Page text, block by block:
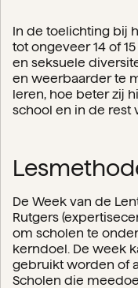
In de toelichting bij
tot ongeveer 14 of
en seksuele
en weerbaarder te
leren, hoe beter zij
school en in de rest
De Week van de
Rutgers
om scholen te
kerndoel. De week
gebruikt worden of
Scholen die